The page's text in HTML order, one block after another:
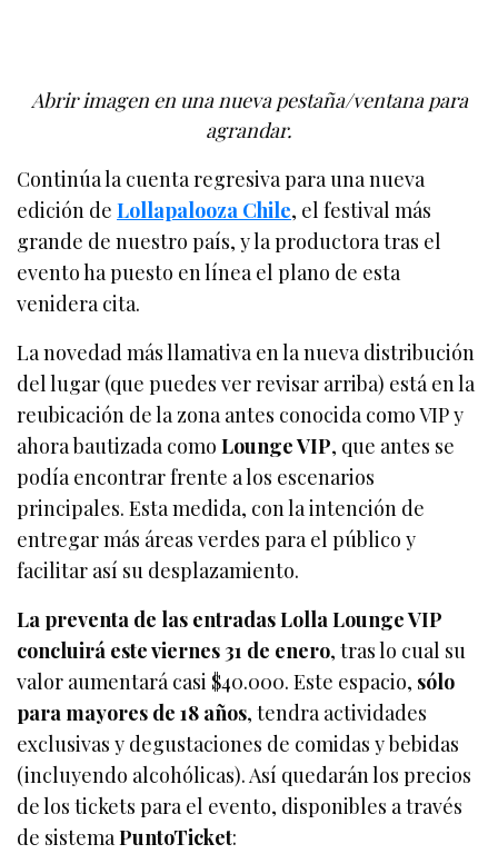
Abrir imagen en una nueva pestaña/ventana para
agrandar.
Continúa la cuenta regresiva para una nueva
edición deLollapalooza Chile, el festival más
grande de nuestro país, y la productora tras el
evento ha puesto en línea el plano de esta
venidera cita.
La novedad más llamativa en la nueva distribución
del lugar (que puedes ver revisar arriba) está en la
reubicación de la zona antes conocida como VIP y
ahora bautizada comoLounge VIP, que antes se
podía encontrar frente a los escenarios
principales. Esta medida, con la intención de
entregar más áreas verdes para el público y
facilitar así su desplazamiento.
La preventa de las entradas Lolla Lounge VIP
concluirá este viernes 31 de enero, tras lo cual su
valor aumentará casi $40.000. Este espacio, sólo
para mayores de 18 años, tendra actividades
exclusivas y degustaciones de comidas y bebidas
(incluyendo alcohólicas). Así quedarán los precios
de los tickets para el evento, disponibles a través
de sistemaPuntoTicket: